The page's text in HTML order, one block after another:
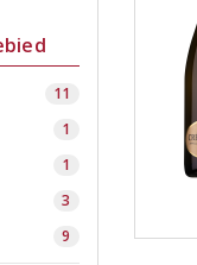
11
1
1
3
9